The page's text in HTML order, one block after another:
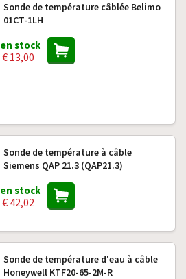
Sonde de température câblée Belimo
01CT-1LH
en stock
€ 13,00
Sonde de température à câble
Siemens QAP 21.3 (QAP21.3)
en stock
€ 42,02
Sonde de température d'eau à câble
Honeywell KTF20-65-2M-R